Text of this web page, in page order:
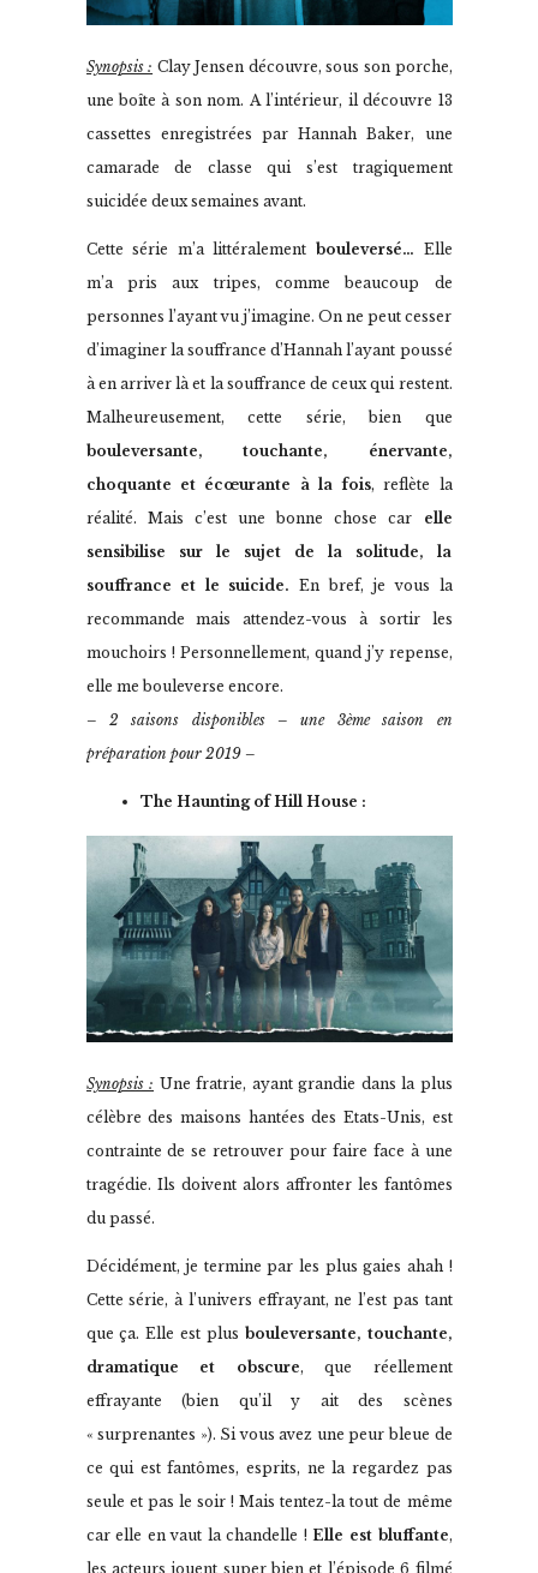
Synopsis : Clay Jensen découvre, sous son porche,
une boîte à son nom. A l’intérieur, il découvre 13
cassettes enregistrées par Hannah Baker, une
camarade de classe qui s’est tragiquement
suicidée deux semaines avant.
Cette série m’a littéralement bouleversé… Elle
m’a pris aux tripes, comme beaucoup de
personnes l’ayant vu j’imagine. On ne peut cesser
d’imaginer la souffrance d’Hannah l’ayant poussé
à en arriver là et la souffrance de ceux qui restent.
Malheureusement, cette série, bien que
bouleversante, touchante, énervante,
choquante et écœurante à la fois, reflète la
réalité. Mais c’est une bonne chose car elle
sensibilise sur le sujet de la solitude, la
souffrance et le suicide. En bref, je vous la
recommande mais attendez-vous à sortir les
mouchoirs ! Personnellement, quand j’y repense,
elle me bouleverse encore.
– 2 saisons disponibles – une 3ème saison en
préparation pour 2019 –
The Haunting of Hill House :
Synopsis : Une fratrie, ayant grandie dans la plus
célèbre des maisons hantées des Etats-Unis, est
contrainte de se retrouver pour faire face à une
tragédie. Ils doivent alors affronter les fantômes
du passé.
Décidément, je termine par les plus gaies ahah !
Cette série, à l’univers effrayant, ne l’est pas tant
que ça. Elle est plus bouleversante, touchante,
dramatique et obscure, que réellement
effrayante (bien qu’il y ait des scènes
« surprenantes »). Si vous avez une peur bleue de
ce qui est fantômes, esprits, ne la regardez pas
seule et pas le soir ! Mais tentez-la tout de même
car elle en vaut la chandelle !Elle est bluffante,
les acteurs jouent super bien et l’épisode 6 filmé